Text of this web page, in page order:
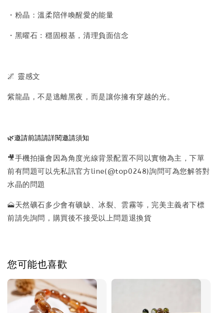
・粉晶：溫柔陪伴喚醒愛的能量
・黑曜石：穩固根基，清理負面信念
🌌 靈感文
紫龍晶，不是逃離黑夜，而是讓你擁有穿越的光。
🌿邀請前請請詳閱邀請須知
🎥手機拍攝會因為角度光線背景配置不同以實物為主，下單
前有問題可以先私訊官方line(@top0248)詢問可為您解答對
水晶的問題
🗻天然礦石多少會有礦缺、冰裂、雲霧等，完美主義者下標
前請先詢問，購買後不接受以上問題退換貨
您可能也喜歡